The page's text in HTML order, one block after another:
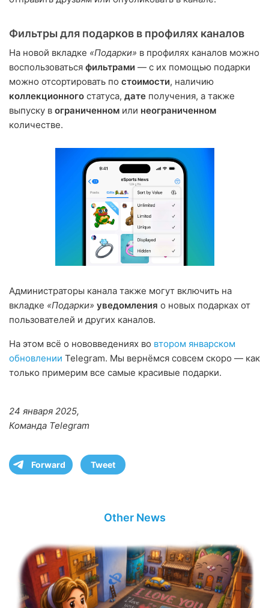
Фильтры для подарков в профилях каналов
На новой вкладке «Подарки» в профилях каналов можно
воспользоваться фильтрами — с их помощью подарки
можно отсортировать по стоимости, наличию
коллекционного статуса, дате получения, а также
выпуску в ограниченном или неограниченном
количестве.
Администраторы канала также могут включить на
вкладке «Подарки» уведомления о новых подарках от
пользователей и других каналов.
На этом всё о нововведениях во втором январском
обновлении Telegram. Мы вернёмся совсем скоро — как
только примерим все самые красивые подарки.
24 января 2025,
Команда Telegram
Forward Tweet
Other News